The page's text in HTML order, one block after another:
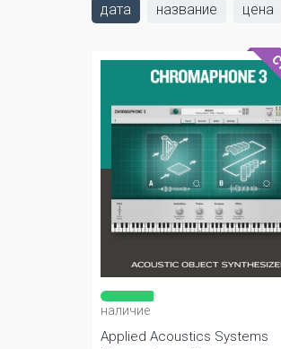
дата название цена
наличие
Applied Acoustics Systems